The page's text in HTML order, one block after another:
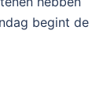
begint de